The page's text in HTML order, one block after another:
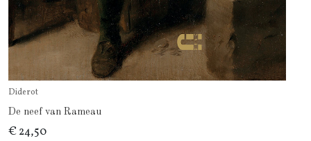
Diderot
De neef van Rameau
€ 24,50